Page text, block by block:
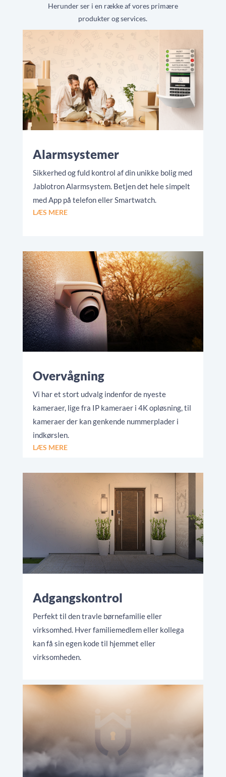
Herunder ser i en række af vores primære
produkter og services.
Alarmsystemer
Sikkerhed og fuld kontrol af din unikke bolig med
Jablotron Alarmsystem. Betjen det hele simpelt
med App på telefon eller Smartwatch.
LÆS MERE
Overvågning
Vi har et stort udvalg indenfor de nyeste
kameraer, lige fra IP kameraer i 4K opløsning, til
kameraer der kan genkende nummerplader i
indkørslen.
LÆS MERE
Adgangskontrol
Perfekt til den travle børnefamilie eller
virksomhed. Hver familiemedlem eller kollega
kan få sin egen kode til hjemmet eller
virksomheden.